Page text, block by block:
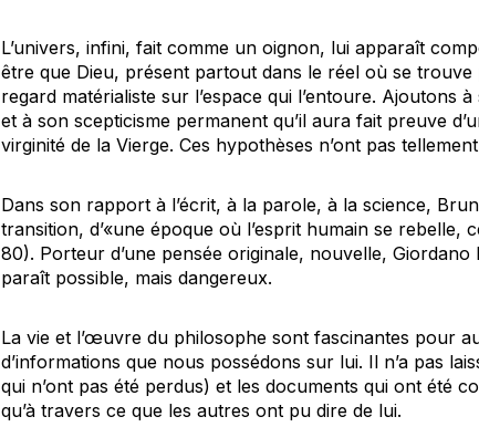
L’univers, infini, fait comme un oignon, lui apparaît
être que Dieu, présent partout dans le réel où se
regard matérialiste sur l’espace qui l’entoure. Ajoutons
et à son scepticisme permanent qu’il aura fait preuve
virginité de la Vierge. Ces hypothèses n’ont pas
Dans son rapport à l’écrit, à la parole, à la science,
transition, d’«une époque où l’esprit humain se rebelle,
80). Porteur d’une pensée originale, nouvelle,
paraît possible, mais dangereux.
La vie et l’œuvre du philosophe sont fascinantes pour
d’informations que nous possédons sur lui. Il n’a pas
qui n’ont pas été perdus) et les documents qui ont été
qu’à travers ce que les autres ont pu dire de lui.